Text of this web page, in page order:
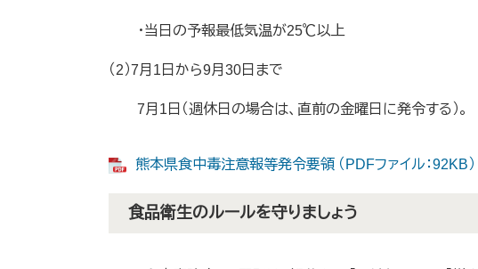
・当日の予報最低気温が25℃以上
（2）7月1日から9月30日まで
7月1日（週休日の場合は、直前の金曜日に発令する）。
熊本県食中毒注意報等発令要領 （PDFファイル：92KB）
食品衛生のルールを守りましょう